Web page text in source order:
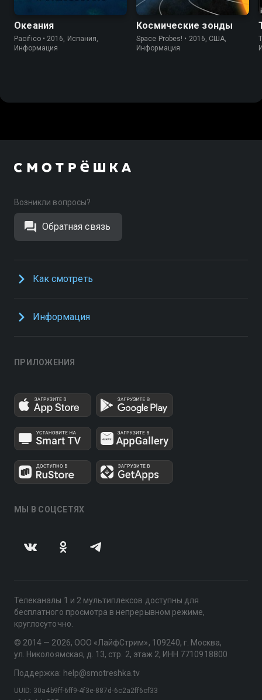
Океания
Pacifico • 2016, Испания,
Информация
Космические зонды
Space Probes! • 2016, США,
Информация
Возникли вопросы?
Обратная связь
Как смотреть
Информация
ПРИЛОЖЕНИЯ
МЫ В СОЦСЕТЯХ
Телеканалы 1 и 2 мультиплексов доступны для
бесплатного просмотра в непрерывном режиме,
круглосуточно.
© 2014 — 2026, ООО «ЛайфСтрим», 109240, г. Москва,
ул. Николоямская, д. 13, стр. 2, этаж 2, ИНН 7710918800
Поддержка: help@smotreshka.tv
UUID: 30a4b9ff-6ff9-4f3e-887d-6c2a2ff6cf33